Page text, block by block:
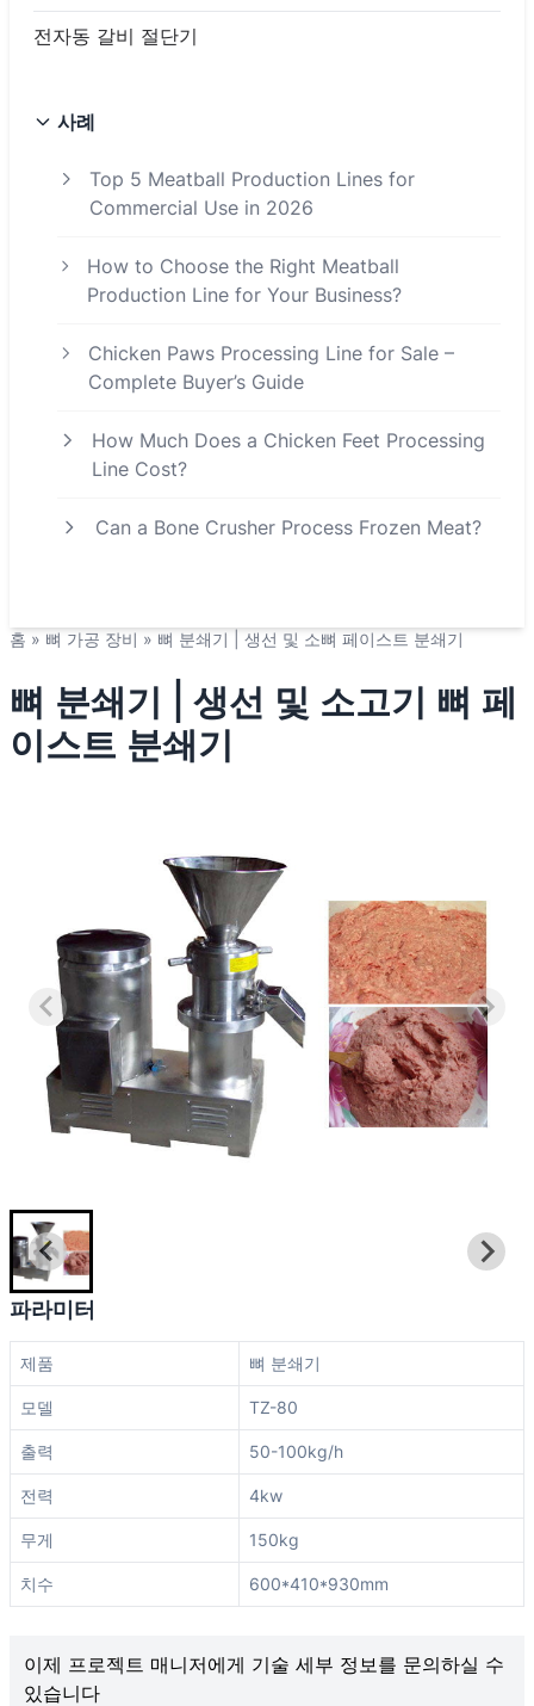
전자동 갈비 절단기
사례
Top 5 Meatball Production Lines for
Commercial Use in 2026
How to Choose the Right Meatball
Production Line for Your Business?
Chicken Paws Processing Line for Sale –
Complete Buyer’s Guide
How Much Does a Chicken Feet Processing
Line Cost?
Can a Bone Crusher Process Frozen Meat?
홈 » 뼈 가공 장비 » 뼈 분쇄기 | 생선 및 소뼈 페이스트 분쇄기
뼈 분쇄기 | 생선 및 소고기 뼈 페
이스트 분쇄기
파라미터
제품 뼈 분쇄기
모델 TZ-80
출력 50-100kg/h
전력 4kw
무게 150kg
치수 600*410*930mm
이제 프로젝트 매니저에게 기술 세부 정보를 문의하실 수
있습니다